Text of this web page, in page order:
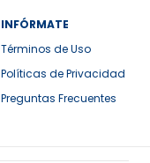
INFÓRMATE
Términos de Uso
Políticas de Privacidad
Preguntas Frecuentes